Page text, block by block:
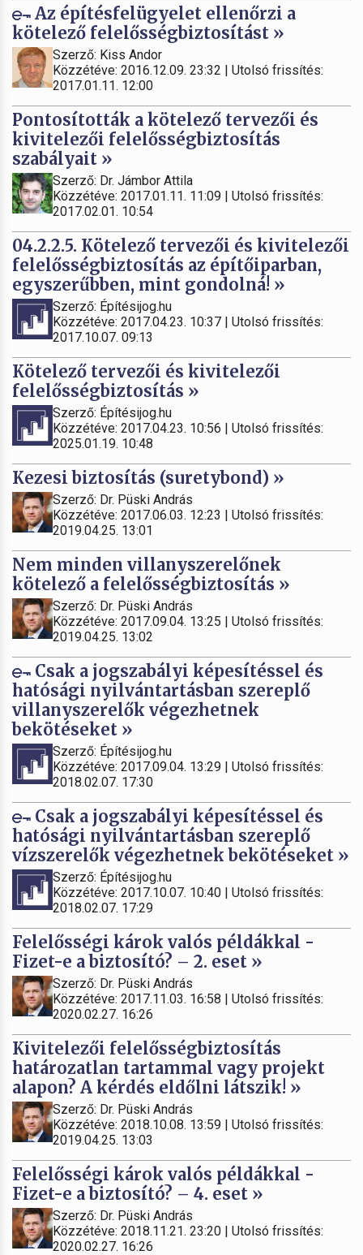
Az építésfelügyelet ellenőrzi a
kötelező felelősségbiztosítást »
Szerző: Kiss Andor
Közzétéve: 2016.12.09. 23:32 | Utolsó frissítés:
2017.01.11. 12:00
Pontosították a kötelező tervezői és
kivitelezői felelősségbiztosítás
szabályait »
Szerző: Dr. Jámbor Attila
Közzétéve: 2017.01.11. 11:09 | Utolsó frissítés:
2017.02.01. 10:54
04.2.2.5. Kötelező tervezői és kivitelezői
felelősségbiztosítás az építőiparban,
egyszerűbben, mint gondolná! »
Szerző: Építésijog.hu
Közzétéve: 2017.04.23. 10:37 | Utolsó frissítés:
2017.10.07. 09:13
Kötelező tervezői és kivitelezői
felelősségbiztosítás »
Szerző: Építésijog.hu
Közzétéve: 2017.04.23. 10:56 | Utolsó frissítés:
2025.01.19. 10:48
Kezesi biztosítás (suretybond) »
Szerző: Dr. Püski András
Közzétéve: 2017.06.03. 12:23 | Utolsó frissítés:
2019.04.25. 13:01
Nem minden villanyszerelőnek
kötelező a felelősségbiztosítás »
Szerző: Dr. Püski András
Közzétéve: 2017.09.04. 13:25 | Utolsó frissítés:
2019.04.25. 13:02
Csak a jogszabályi képesítéssel és
hatósági nyilvántartásban szereplő
villanyszerelők végezhetnek
bekötéseket »
Szerző: Építésijog.hu
Közzétéve: 2017.09.04. 13:29 | Utolsó frissítés:
2018.02.07. 17:30
Csak a jogszabályi képesítéssel és
hatósági nyilvántartásban szereplő
vízszerelők végezhetnek bekötéseket »
Szerző: Építésijog.hu
Közzétéve: 2017.10.07. 10:40 | Utolsó frissítés:
2018.02.07. 17:29
Felelősségi károk valós példákkal -
Fizet-e a biztosító? – 2. eset »
Szerző: Dr. Püski András
Közzétéve: 2017.11.03. 16:58 | Utolsó frissítés:
2020.02.27. 16:26
Kivitelezői felelősségbiztosítás
határozatlan tartammal vagy projekt
alapon? A kérdés eldőlni látszik! »
Szerző: Dr. Püski András
Közzétéve: 2018.10.08. 13:59 | Utolsó frissítés:
2019.04.25. 13:03
Felelősségi károk valós példákkal -
Fizet-e a biztosító? – 4. eset »
Szerző: Dr. Püski András
Közzétéve: 2018.11.21. 23:20 | Utolsó frissítés:
2020.02.27. 16:26